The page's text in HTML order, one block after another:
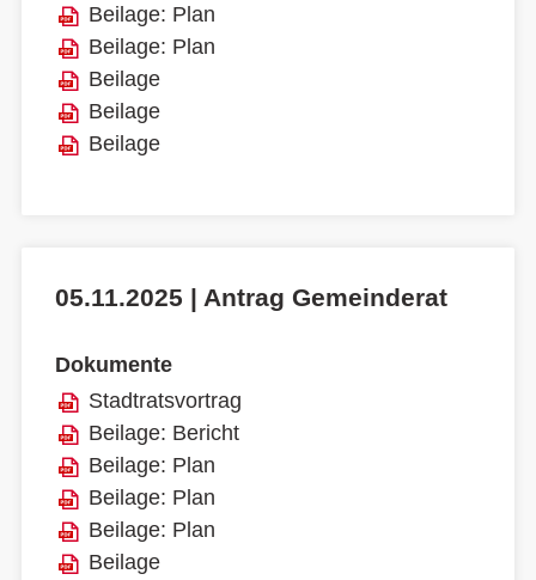
Beilage: Plan
Beilage: Plan
Beilage
Beilage
Beilage
05.11.2025 | Antrag Gemeinderat
Dokumente
Stadtratsvortrag
Beilage: Bericht
Beilage: Plan
Beilage: Plan
Beilage: Plan
Beilage